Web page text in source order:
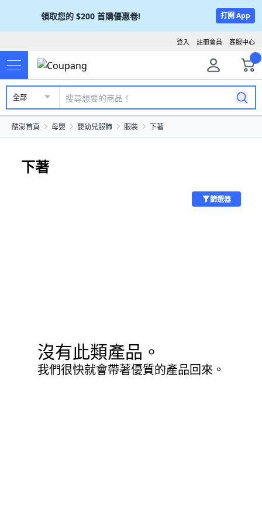
領取您的 $200 首購優惠卷! 打開 App
客服中心
註冊會員
登入
全部
酷澎首頁 母嬰 嬰幼兒服飾 服裝 下著
下著
篩選器
沒有此類產品。
我們很快就會帶著優質的產品回來。